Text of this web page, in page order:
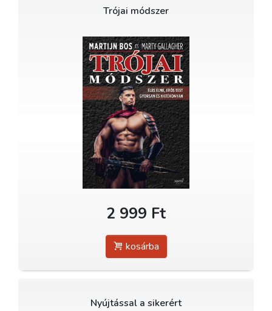
Trójai módszer
2 999 Ft
kosárba
Nyújtással a sikerért